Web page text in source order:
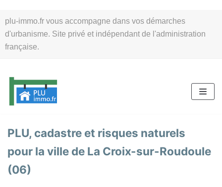
plu-immo.fr vous accompagne dans vos démarches
d'urbanisme. Site privé et indépendant de l'administration
française.
au
contenu
PLU, cadastre et risques naturels
pour la ville de La Croix-sur-Roudoule
(06)